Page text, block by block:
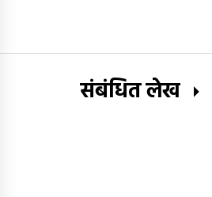
संबंधित लेख